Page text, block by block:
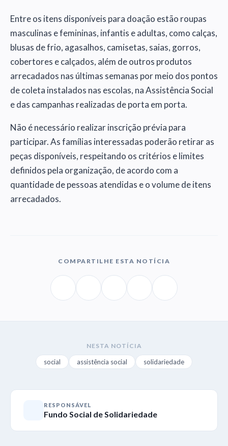
Entre os itens disponíveis para doação estão roupas
masculinas e femininas, infantis e adultas, como calças,
blusas de frio, agasalhos, camisetas, saias, gorros,
cobertores e calçados, além de outros produtos
arrecadados nas últimas semanas por meio dos pontos
de coleta instalados nas escolas, na Assistência Social
e das campanhas realizadas de porta em porta.
Não é necessário realizar inscrição prévia para
participar. As famílias interessadas poderão retirar as
peças disponíveis, respeitando os critérios e limites
definidos pela organização, de acordo com a
quantidade de pessoas atendidas e o volume de itens
arrecadados.
COMPARTILHE ESTA NOTÍCIA
NESTA NOTÍCIA
social assistência social solidariedade
RESPONSÁVEL
Fundo Social de Solidariedade